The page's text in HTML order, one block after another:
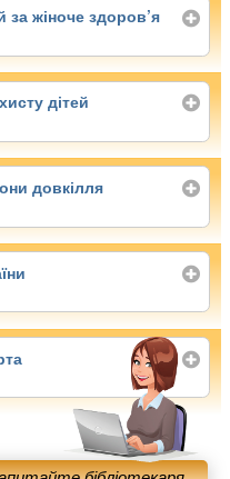
жіноче здоров’я
дітей
довкілля